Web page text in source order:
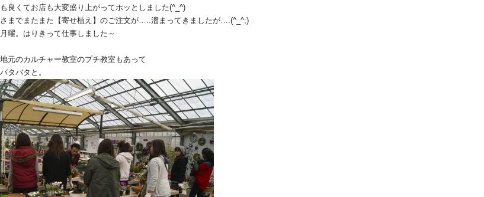
良くてお店も大変盛り上がってホッとしました(^_^)
までまたまた【寄せ植え】のご注文が…..溜まってきましたが….(^_^;)
曜。はりきって仕事しました～
元のカルチャー教室のプチ教室もあって
タバタと。